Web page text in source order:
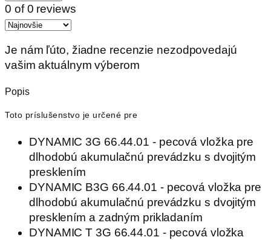
0 of 0 reviews
Je nám ľúto, žiadne recenzie nezodpovedajú
vašim aktuálnym výberom
Popis
Toto príslušenstvo je určené pre
DYNAMIC 3G 66.44.01 - pecová vložka pre
dlhodobú akumulačnú prevádzku s dvojitým
presklením
DYNAMIC B3G 66.44.01 - pecová vložka pre
dlhodobú akumulačnú prevádzku s dvojitým
presklením a zadným prikladaním
DYNAMIC T 3G 66.44.01 - pecová vložka